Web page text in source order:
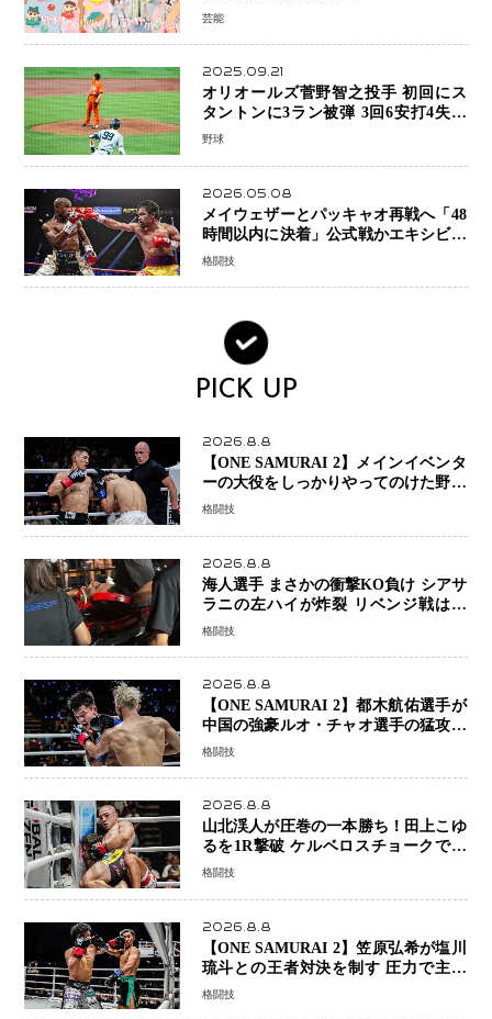
芸能
2025.09.21
オリオールズ菅野智之投手 初回にス
タントンに3ラン被弾 3回6安打4失点
で降板
野球
2026.05.08
メイウェザーとパッキャオ再戦へ「48
時間以内に決着」公式戦かエキシビシ
ョンか混迷続く
格闘技
PICK UP
2026.8.8
【ONE SAMURAI 2】メインイベンタ
ーの大役をしっかりやってのけた野杁
正明が衝撃のリベンジ！ リウ・メン
ーで完全決着
格闘技
2026.8.8
海人選手 まさかの衝撃KO負け シアサ
ラニの左ハイが炸裂 リベンジ戦は一
瞬で決着
格闘技
2026.8.8
【ONE SAMURAI 2】都木航佑選手が
中国の強豪ルオ・チャオ選手の猛攻を
受けながらも的確な攻撃で応戦 最後
格闘技
2026.8.8
山北渓人が圧巻の一本勝ち！田上こゆ
るを1R撃破 ケルベロスチョークで存
在感を示す
格闘技
2026.8.8
【ONE SAMURAI 2】笠原弘希が塩川
琉斗との王者対決を制す 圧力で主導
権を握り判定勝利
格闘技